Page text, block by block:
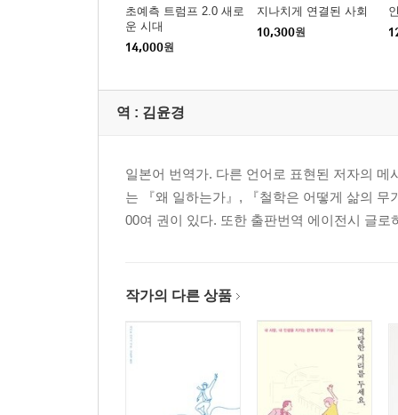
초예측 트럼프 2.0 새로
운 시대
14,000원
지나치게 연결된 사회
10,300원
역 : 김윤경
일본어 번역가. 다른 언어로 표현된 저자의
는 『왜 일하는가』, 『철학은 어떻게 삶의
00여 권이 있다. 또한 출판번역 에이전시 글
작가의 다른 상품